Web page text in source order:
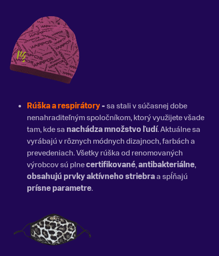
Rúška a respirátory-sa stali v súčasnej dobe
nenahraditeľným spoločníkom, ktorý využijete všade
tam, kde sa nachádza množstvo ľudí. Aktuálne sa
vyrábajú v rôznych módnych dizajnoch, farbách a
prevedeniach. Všetky rúška od renomovaných
výrobcov sú plnecertifikované,antibakteriálne,
obsahujú prvky aktívneho striebraa spĺňajú
prísne parametre.